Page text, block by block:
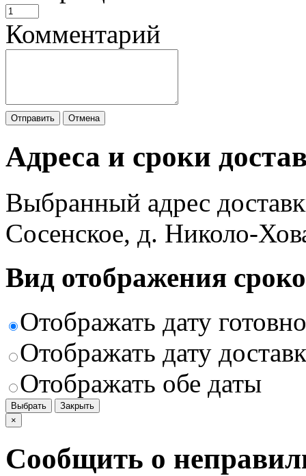
Комментарий
Отправить Отмена
Адреса и сроки
Выбранный адрес
Сосенское, д. Николо-
Вид отображения
Отображать дату
Отображать дату
Отображать обе даты
Выбрать
Закрыть
×
Сообщить о